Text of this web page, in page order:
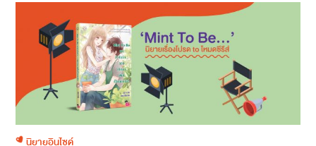
นิยายอินไซด์